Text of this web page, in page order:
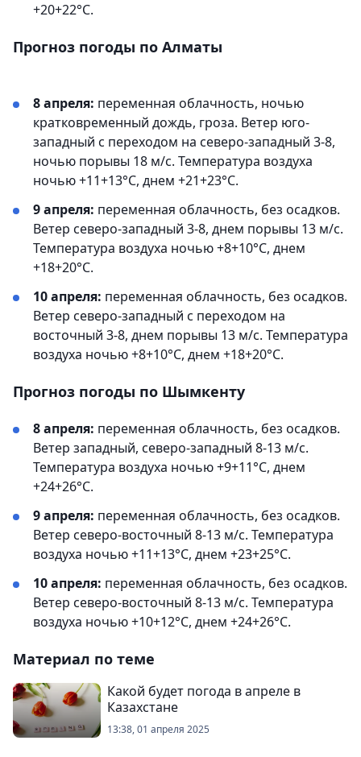
+20+22°С.
Прогноз погоды по Алматы
8 апреля: переменная облачность, ночью
кратковременный дождь, гроза. Ветер юго-
западный с переходом на северо-западный 3-8,
ночью порывы 18 м/с. Температура воздуха
ночью +11+13°С, днем +21+23°С.
9 апреля: переменная облачность, без осадков.
Ветер северо-западный 3-8, днем порывы 13 м/с.
Температура воздуха ночью +8+10°С, днем
+18+20°С.
10 апреля: переменная облачность, без осадков.
Ветер северо-западный с переходом на
восточный 3-8, днем порывы 13 м/с. Температура
воздуха ночью +8+10°С, днем +18+20°С.
Прогноз погоды по Шымкенту
8 апреля: переменная облачность, без осадков.
Ветер западный, северо-западный 8-13 м/с.
Температура воздуха ночью +9+11°С, днем
+24+26°С.
9 апреля: переменная облачность, без осадков.
Ветер северо-восточный 8-13 м/с. Температура
воздуха ночью +11+13°С, днем +23+25°С.
10 апреля: переменная облачность, без осадков.
Ветер северо-восточный 8-13 м/с. Температура
воздуха ночью +10+12°С, днем +24+26°С.
Материал по теме
Какой будет погода в апреле в
Казахстане
13:38, 01 апреля 2025